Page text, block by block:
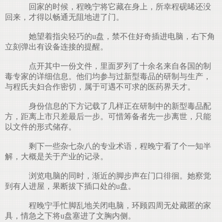
回家的时候，程晚宁将它藏在身上，所幸程砚晞还没
回来，才得以畅通无阻地进了门。
她望着指尖轻巧的u盘，禁不住好奇插进电脑，右下角
立刻弹出有设备连接的提醒。
点开其中一份文件，里面罗列了十余名来自各国的制
毒专家的详细信息。他们均参与过新型毒品的研制与生产，
与程氏夫妇合作密切，属于可遇不可求的医药界天才。
身份信息的下方记载了几样正在研制中的新型毒品配
方，距离上市只差最后一步。可惜筹备者先一步离世，只能
以文件的形式储存。
剩下一些杂七杂八的专业术语，程晚宁看了个一知半
解，大概是关于产业的记录。
浏览电脑的同时，渐近的脚步声在门口徘徊。她察觉
到有人进屋，果断拔下插口处的u盘。
程晚宁手忙脚乱地关闭电脑，环顾四周无处藏匿的家
具，情急之下将u盘塞进了文胸内侧。